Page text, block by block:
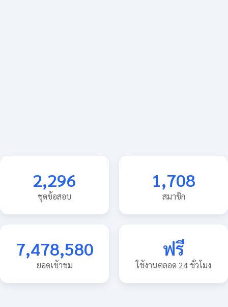
2,296
ชุดข้อสอบ
1,708
สมาชิก
7,478,580
ยอดเข้าชม
ฟรี
ใช้งานตลอด 24 ชั่วโมง